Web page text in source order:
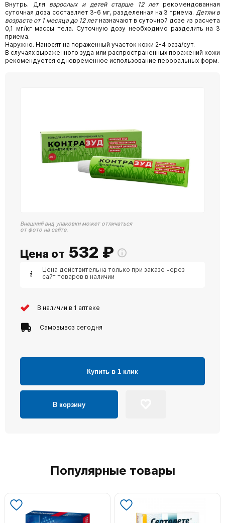
Внутрь. Для взрослых и детей старше 12 лет рекомендованная
суточная доза составляет 3-6 мг, разделенная на 3 приема. Детям в
возрасте от 1 месяца до 12 летназначают в суточной дозе из расчета
0,1 мг/кг массы тела. Суточную дозу необходимо разделить на 3
приема.
Наружно. Наносят на пораженный участок кожи 2-4 раза/сут.
В случаях выраженного зуда или распространенных поражений кожи
рекомендуется одновременное использование пероральных форм.
Внешний вид упаковки может отличаться
от фото на сайте.
Цена от 532 ₽
Цена действительна только при заказе через
сайт товаров в наличии
В наличии в 1 аптеке
Самовывоз сегодня
Купить в 1 клик
В корзину
Популярные товары